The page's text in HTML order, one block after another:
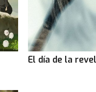
El día de la